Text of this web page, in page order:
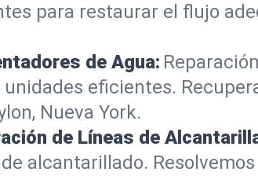
para restaurar el flujo
de Agua:
eficientes.
Nueva York.
de Líneas de
alcantarillado.